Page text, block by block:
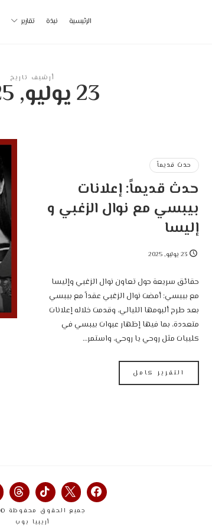
الرئيسية نبذة تقارير
أرشيف تاريخ
23 يوليو, 2025
حدث قديماً
حدث قديماً: إعلانات
بيبسي مع نوال الزغبي و
إليسا
23 يوليو, 2025
حقائق سريعة حول تعاون نوال الزغبي وإليسا
مع بيبسي: أمضت نوال الزغبي عقداً مع بيبسي
بعد طرح ألبومها الليالي، وقدمت خلاله إعلانات
متعددة، بما فيها إظهار عبوات بيبسي في
كليبات مثل روحي يا روحي، واستمر…
التقرير كامل
جميع الحقوق محفوظة © 2026
أريبيا بوب